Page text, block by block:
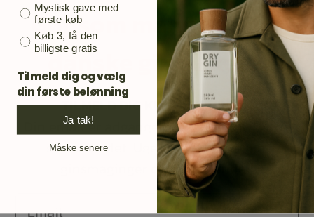
Gør som mange andre
danske ginelskere.
TILMELD DIG KUNDEKLUBBEN
Din email er adgangen til opdateringer på
ginmarkedet. Ugens flaske, nye gin,
ginsmaginger og meget andet.
Mystisk gave med
første køb
Køb 3, få den
billigste gratis
Tilmeld dig og vælg
din første belønning
Ja tak!
Måske senere